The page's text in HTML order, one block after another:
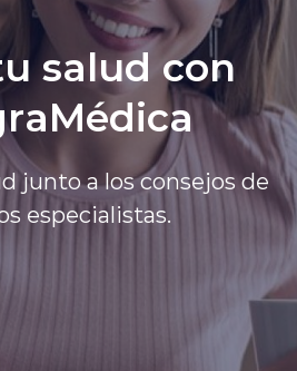
salud con
junto a los consejos de
especialistas.